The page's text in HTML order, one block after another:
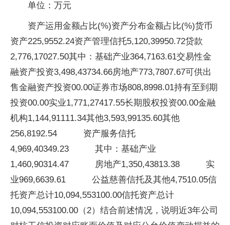
单位：万元
资产运用金额占比(%)资产分布金额占比(%)货币
资产225,9552.24资产管理信托5,120,39950.72贷款
2,776,17027.50其中：基础产业364,7163.61交易性金
融资产投资3,498,43734.66房地产773,7807.67可供出
售金融资产投资00.00证券市场808,8998.01持有至到期
投资00.00实业1,771,27417.55长期股权投资00.00金融
机构1,144,91111.34其他3,593,99135.60其他
256,8192.54 资产服务信托
4,969,40349.23 其中：基础产业
1,460,90314.47 房地产1,350,43813.38 实
业969,6639.61 公益慈善信托及其他4,7510.05信
托资产总计10,094,553100.00信托资产总计
10,094,553100.00（2）结合前述情况，说明近3年公司